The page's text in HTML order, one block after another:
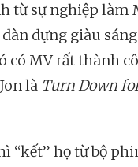
từ sự nghiệp làm
dựng giàu
có MV rất thành
là Turn Down
“kết” họ từ bộ